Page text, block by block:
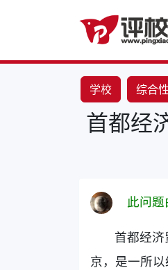
学校 综合
首都经
此问题
首都经
京，是一所